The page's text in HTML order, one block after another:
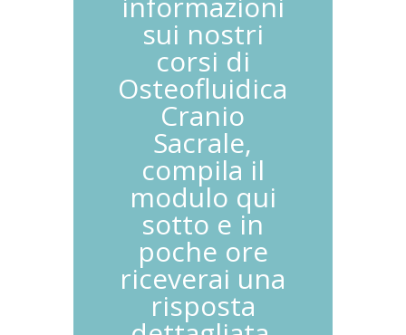
sui nostri
corsi di
Osteofluidica
Cranio
Sacrale,
compila il
modulo qui
sotto e in
poche ore
riceverai una
risposta